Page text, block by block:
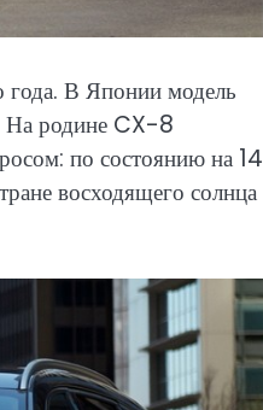
В Японии модель
На родине CX-8
по состоянию на 14
восходящего солнца